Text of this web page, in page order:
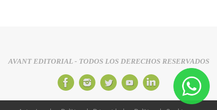
AVANT EDITORIAL - TODOS LOS DERECHOS RESERVADOS